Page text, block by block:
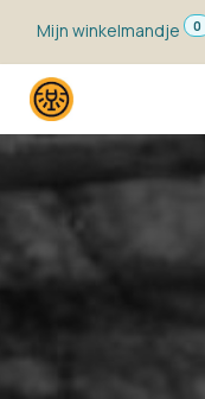
Mijn winkelmandje
0